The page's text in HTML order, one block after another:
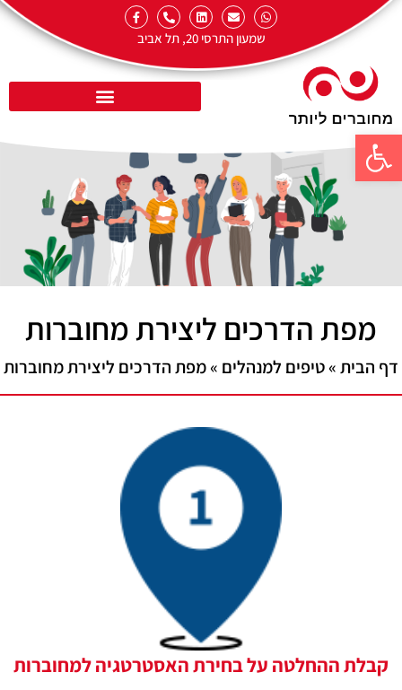
פתח סרגל נגישות
שמעון התרסי 20, תל אביב
מפת הדרכים ליצירת מחוברות
דף הבית»טיפים למנהלים »מפת הדרכים ליצירת מחוברות
קבלת ההחלטה על בחירת האסטרטגיה למחוברות